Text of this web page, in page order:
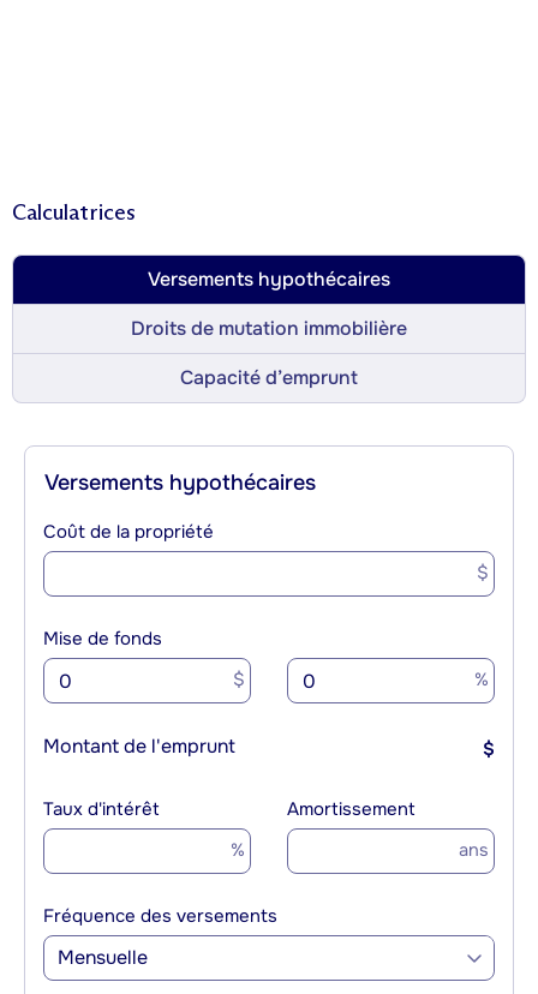
Calculatrices
Versements hypothécaires
Droits de mutation immobilière
Capacité d’emprunt
Versements hypothécaires
Coût de la propriété
$
Mise de fonds
$ %
Montant de l'emprunt $
Taux d'intérêt
%
Amortissement
ans
Fréquence des versements
Mensuelle